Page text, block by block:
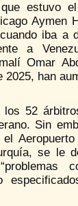
estuvo
Aymen
iba a
a
Omar
2025, han
52
Sin
se le